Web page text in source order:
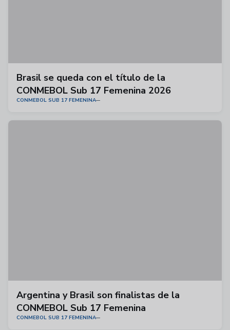
Brasil se queda con el título de la
CONMEBOL Sub 17 Femenina 2026
CONMEBOL SUB 17 FEMENINA
Argentina y Brasil son finalistas de la
CONMEBOL Sub 17 Femenina
CONMEBOL SUB 17 FEMENINA